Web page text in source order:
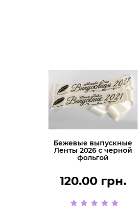
Бежевые выпускные
Ленты 2026 с черной
фольгой
120.00 грн.